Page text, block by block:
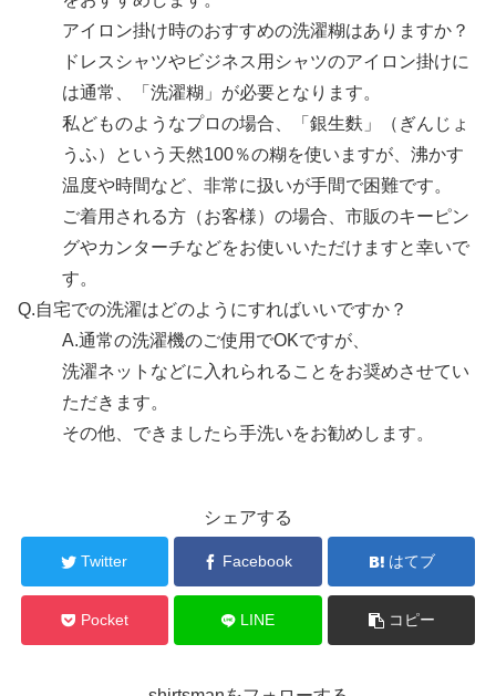
アイロン掛け時のおすすめの洗濯糊はありますか？
ドレスシャツやビジネス用シャツのアイロン掛けに
は通常、「洗濯糊」が必要となります。
私どものようなプロの場合、「銀生麩」（ぎんじょ
うふ）という天然100％の糊を使いますが、沸かす
温度や時間など、非常に扱いが手間で困難です。
ご着用される方（お客様）の場合、市販のキーピン
グやカンターチなどをお使いいただけますと幸いで
す。
Q.自宅での洗濯はどのようにすればいいですか？
A.通常の洗濯機のご使用でOKですが、
洗濯ネットなどに入れられることをお奨めさせてい
ただきます。
その他、できましたら手洗いをお勧めします。
シェアする
Twitter Facebook はてブ
Pocket LINE コピー